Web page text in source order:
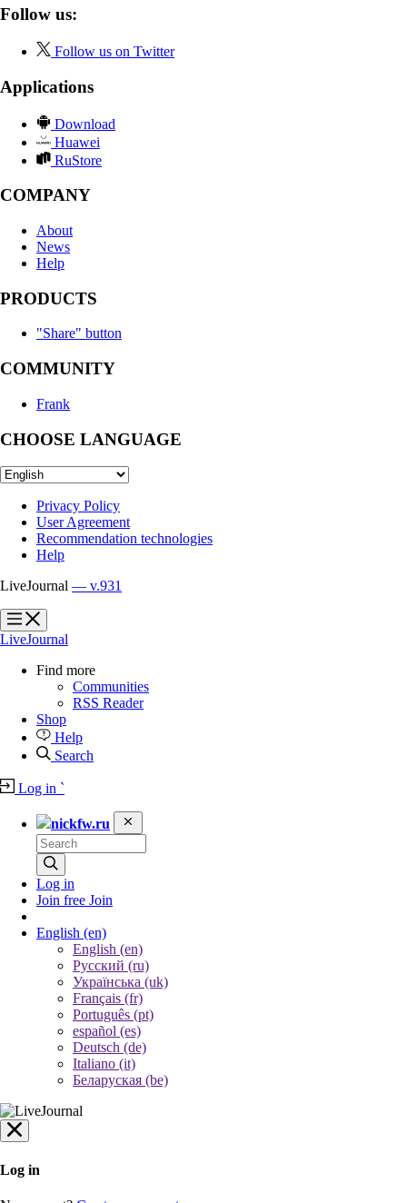
Follow us:
Follow us on Twitter
Applications
Download
Huawei
RuStore
COMPANY
About
News
Help
PRODUCTS
"Share" button
COMMUNITY
Frank
CHOOSE LANGUAGE
Privacy Policy
User Agreement
Recommendation technologies
Help
LiveJournal — v.931
?
?
LiveJournal
Find more
Communities
RSS Reader
Shop
Help
Search
Log in `
nickfw.ru
Log in
Join free Join
English (en)
English (en)
Русский (ru)
Українська (uk)
Français (fr)
Português (pt)
español (es)
Deutsch (de)
Italiano (it)
Беларуская (be)
Log in